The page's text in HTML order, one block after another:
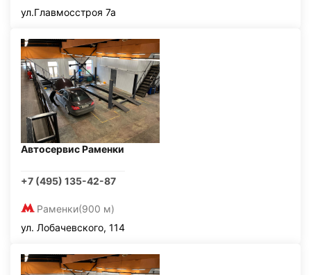
ул.Главмосстроя 7а
Автосервис Раменки
+7 (495) 135-42-87
Раменки(900 м)
ул. Лобачевского, 114